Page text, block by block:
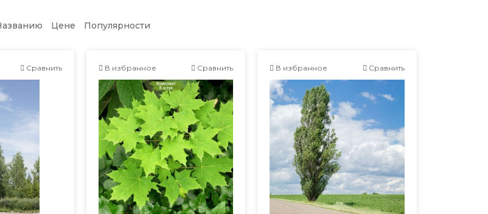
Цене Популярности
Сравнить В избранное Сравнить В избранное Сравнить